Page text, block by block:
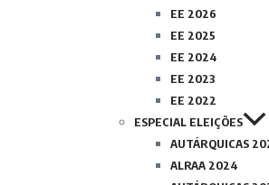
EE 2026
EE 2025
EE 2024
EE 2023
EE 2022
ESPECIAL ELEIÇÕES
AUTÁRQUICAS
ALRAA 2024